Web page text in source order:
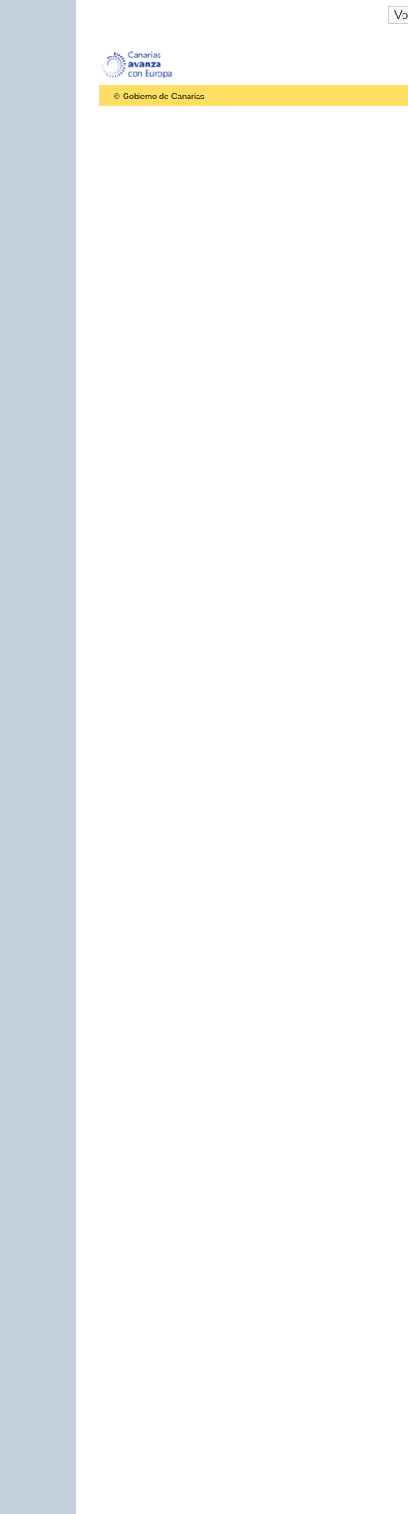
© Gobierno de Canarias